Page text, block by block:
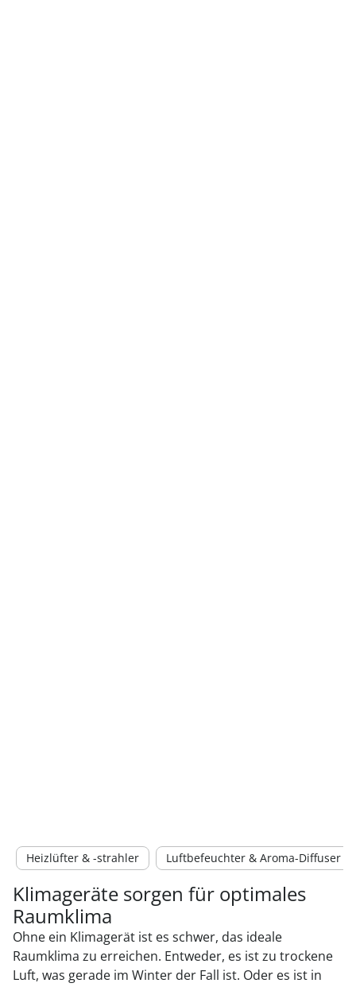
Heizlüfter & -strahler Luftbefeuchter & Aroma-Diffuser
Klimageräte sorgen für optimales
Raumklima
Ohne ein Klimagerät ist es schwer, das ideale
Raumklima zu erreichen. Entweder, es ist zu trockene
Luft, was gerade im Winter der Fall ist. Oder es ist in